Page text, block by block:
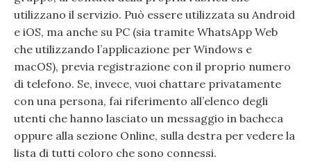
utilizzano il servizio. Può essere utilizzata su Android
e iOS, ma anche su PC (sia tramite WhatsApp Web
che utilizzando l’applicazione per Windows e
macOS), previa registrazione con il proprio numero
di telefono. Se, invece, vuoi chattare privatamente
con una persona, fai riferimento all’elenco degli
utenti che hanno lasciato un messaggio in bacheca
oppure alla sezione Online, sulla destra per vedere la
lista di tutti coloro che sono connessi.